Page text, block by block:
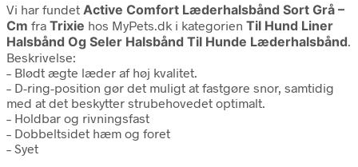
Vi har fundet Active Comfort Læderhalsbånd Sort Grå –
Cm fra Trixie hos MyPets.dk i kategorien Til Hund Liner
Halsbånd Og Seler Halsbånd Til Hunde Læderhalsbånd.
Beskrivelse:
– Blødt ægte læder af høj kvalitet.
– D-ring-position gør det muligt at fastgøre snor, samtidig
med at det beskytter strubehovedet optimalt.
– Holdbar og rivningsfast
– Dobbeltsidet hæm og foret
– Syet